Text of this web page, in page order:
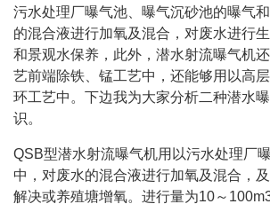
污水处理厂曝气池、曝气沉砂池的曝气
的混合液进行加氧及混合，对废水进行
和景观水保养，此外，潜水射流曝气机
艺前端除铁、锰工艺中，还能够用以高
环工艺中。下边我为大家分析二种潜水
识。
QSB型潜水射流曝气机用以污水处理厂
中，对废水的混合液进行加氧及混合，
解决或养殖塘增氧。进行量为10～